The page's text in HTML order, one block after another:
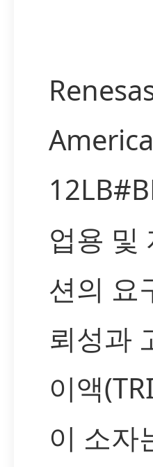
업용 및
션의 요
뢰성과
이액
이 소자